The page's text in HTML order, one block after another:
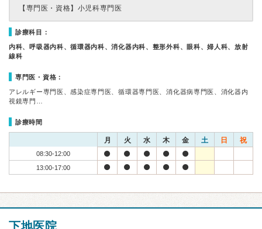
【専門医・資格】 小児科専門医
診療科目：
内科、呼吸器内科、循環器内科、消化器内科、整形外科、眼科、婦人科、放射
線科
専門医・資格：
アレルギー専門医、感染症専門医、循環器専門医、消化器病専門医、消化器内
視鏡専門…
診療時間
月 火 水 木 金 土 日 祝
08:30-12:00
13:00-17:00
下地医院